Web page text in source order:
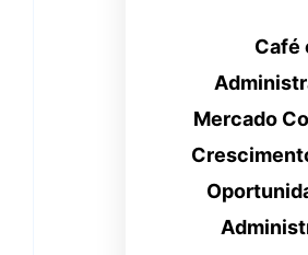
Café
Mercado